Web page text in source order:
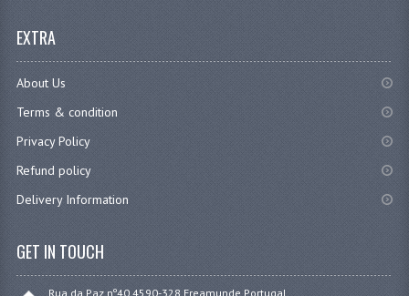
EXTRA
About Us
Terms & condition
Privacy Policy
Refund policy
Delivery Information
GET IN TOUCH
Rua da Paz nº40 4590-328 Freamunde Portugal